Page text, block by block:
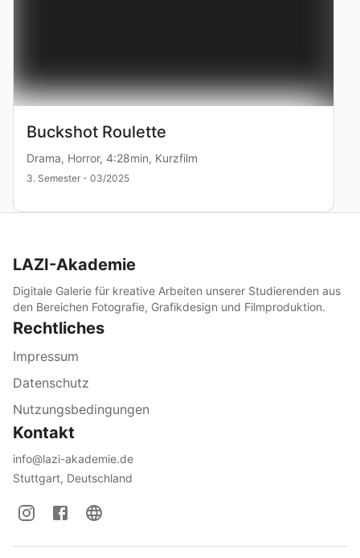
Buckshot Roulette
Drama, Horror, 4:28min, Kurzfilm
3. Semester - 03/2025
LAZI-Akademie
Digitale Galerie für kreative Arbeiten unserer Studierenden aus
den Bereichen Fotografie, Grafikdesign und Filmproduktion.
Rechtliches
Impressum
Datenschutz
Nutzungsbedingungen
Kontakt
info@lazi-akademie.de
Stuttgart, Deutschland